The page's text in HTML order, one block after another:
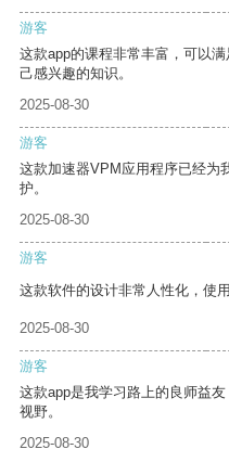
游客
这款app的课程非常丰富，可以
己感兴趣的知识。
2025-08-30
游客
这款加速器VPM应用程序已经为
护。
2025-08-30
游客
这款软件的设计非常人性化，使
2025-08-30
游客
这款app是我学习路上的良师益
视野。
2025-08-30